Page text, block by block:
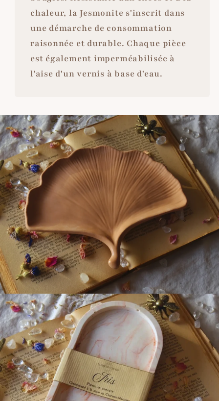
chaleur, la Jesmonite s'inscrit dans
une démarche de consommation
raisonnée et durable. Chaque pièce
est également imperméabilisée à
l'aise d'un vernis à base d'eau.